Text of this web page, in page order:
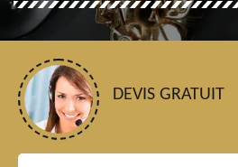
DEVIS GRATUIT